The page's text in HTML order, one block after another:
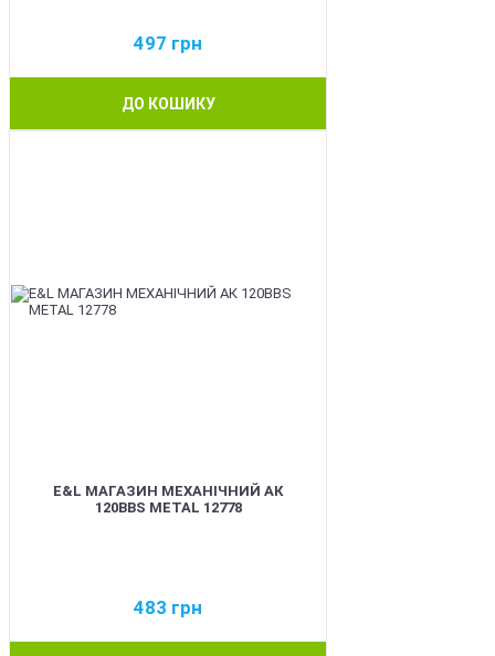
497 грн
ДО КОШИКУ
E&L МАГАЗИН МЕХАНІЧНИЙ АК
120BBS METAL 12778
483 грн